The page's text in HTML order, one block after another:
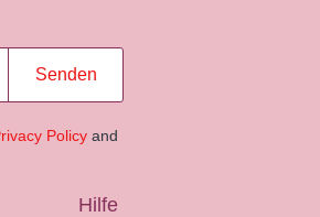
Senden
Policy and
Hilfe